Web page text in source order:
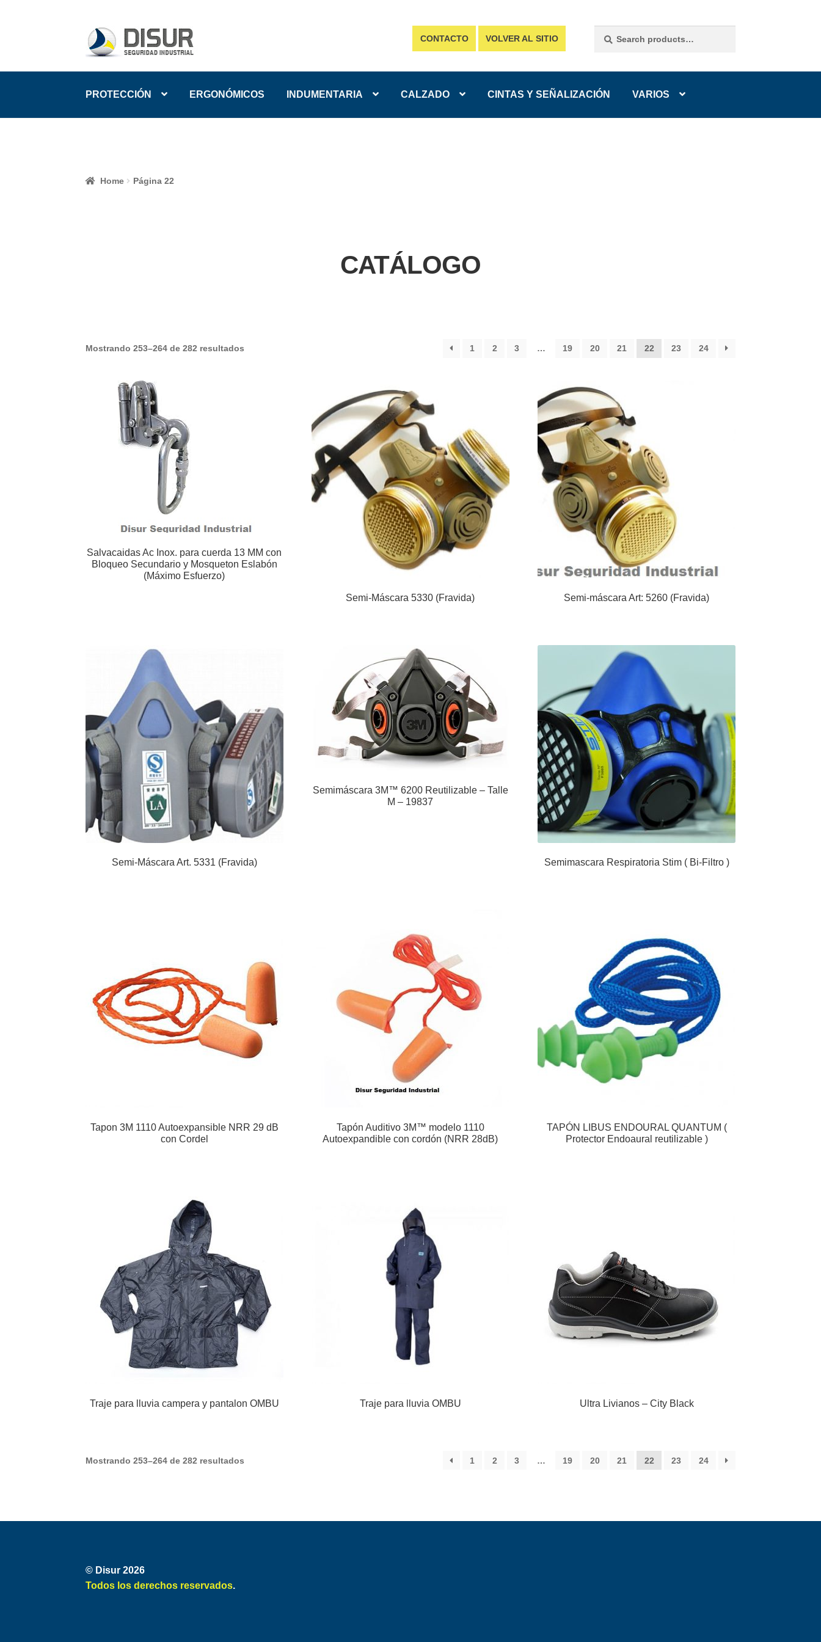
Skip
to
Skip
to
CONTACTO VOLVER AL SITIO
for:
PROTECCIÓN ERGONÓMICOS INDUMENTARIA CALZADO CINTAS Y SEÑALIZACIÓN VARIOS
Home Página 22
CATÁLOGO
Mostrando 253–264 de 282 resultados 1 2 3 … 19 20 21 22 23 24
Salvacaidas Ac Inox. para cuerda 13 MM con
Bloqueo Secundario y Mosqueton Eslabón
(Máximo Esfuerzo)
Semi-Máscara 5330 (Fravida) Semi-máscara Art: 5260 (Fravida)
Semi-Máscara Art. 5331 (Fravida)
Semimáscara 3M™ 6200 Reutilizable – Talle
M – 19837
Semimascara Respiratoria Stim ( Bi-Filtro )
Tapon 3M 1110 Autoexpansible NRR 29 dB
con Cordel
Tapón Auditivo 3M™ modelo 1110
Autoexpandible con cordón (NRR 28dB)
TAPÓN LIBUS ENDOURAL QUANTUM (
Protector Endoaural reutilizable )
Traje para lluvia campera y pantalon OMBU Traje para lluvia OMBU Ultra Livianos – City Black
Mostrando 253–264 de 282 resultados 1 2 3 … 19 20 21 22 23 24
© Disur 2026
Todos los derechos reservados.